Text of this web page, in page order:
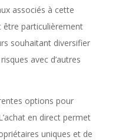
associés à cette
être particulièrement
souhaitant diversifier
avec d’autres
options pour
en direct permet
uniques et de